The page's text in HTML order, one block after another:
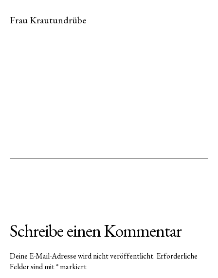
Frau Krautundrübe
Schreibe einen Kommentar
Deine E-Mail-Adresse wird nicht veröffentlicht. Erforderliche
Felder sind mit*markiert